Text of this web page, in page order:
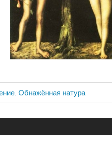
Обнажённая натура